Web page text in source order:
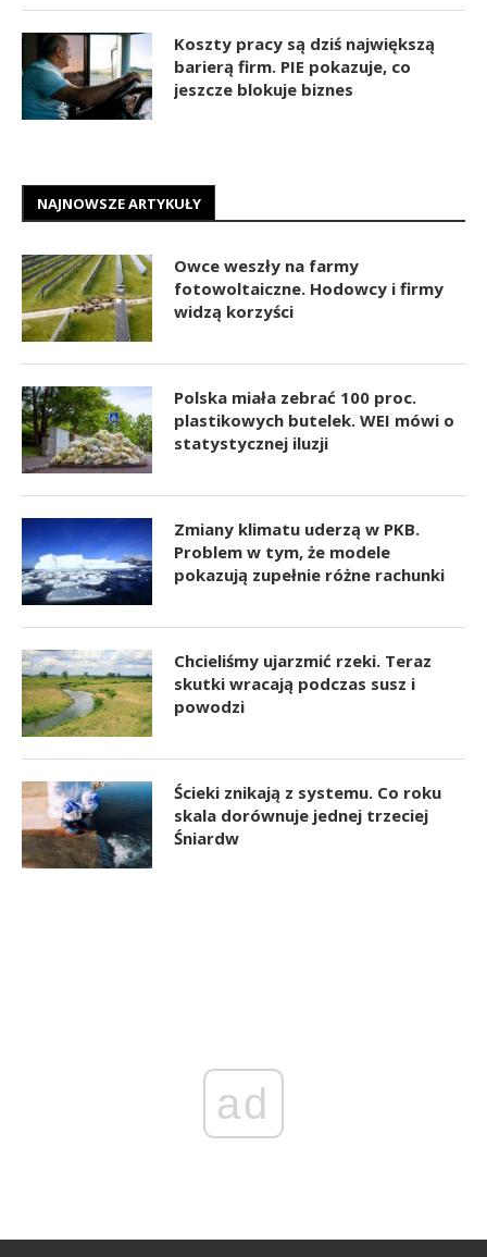
Koszty pracy są dziś największą
barierą firm. PIE pokazuje, co
jeszcze blokuje biznes
NAJNOWSZE ARTYKUŁY
Owce weszły na farmy
fotowoltaiczne. Hodowcy i firmy
widzą korzyści
Polska miała zebrać 100 proc.
plastikowych butelek. WEI mówi o
statystycznej iluzji
Zmiany klimatu uderzą w PKB.
Problem w tym, że modele
pokazują zupełnie różne rachunki
Chcieliśmy ujarzmić rzeki. Teraz
skutki wracają podczas susz i
powodzi
Ścieki znikają z systemu. Co roku
skala dorównuje jednej trzeciej
Śniardw
ad